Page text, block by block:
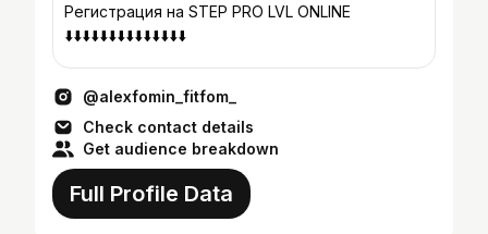
Регистрация на STEP PRO LVL ONLINE
⬇️⬇️⬇️⬇️⬇️⬇️⬇️⬇️⬇️⬇️⬇️⬇️⬇️⬇️
@alexfomin_fitfom_
Check contact details
Get audience breakdown
Full Profile Data